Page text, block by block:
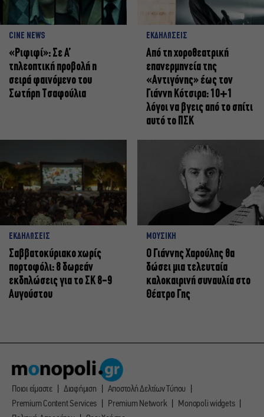
CINE NEWS
«Ριφιφί»: Σε Α’
τηλεοπτική προβολή η
σειρά φαινόμενο του
Σωτήρη Τσαφούλια
ΕΚΔΗΛΩΣΕΙΣ
Από τη χοροθεατρική
επανερμηνεία της
«Αντιγόνης» έως τον
Γιάννη Κότσιρα: 10+1
λόγοι να βγεις από το σπίτι
αυτό το ΠΣΚ
ΕΚΔΗΛΩΣΕΙΣ
Σαββατοκύριακο χωρίς
πορτοφόλι: 8 δωρεάν
εκδηλώσεις για το ΣΚ 8-9
Αυγούστου
ΜΟΥΣΙΚΗ
Ο Γιάννης Χαρούλης θα
δώσει μια τελευταία
καλοκαιρινή συναυλία στο
Θέατρο Γης
Ποιοι είμαστε Διαφήμιση
Αποστολή Δελτίων Τύπου
Premium Content Services
Premium Network
Monopoli widgets